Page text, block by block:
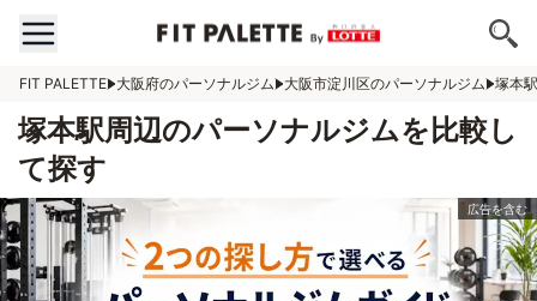
FIT PALETTE 大阪府のパーソナルジム 大阪市淀川区のパーソナルジム 塚本
塚本駅周辺のパーソナルジムを比較し
て探す